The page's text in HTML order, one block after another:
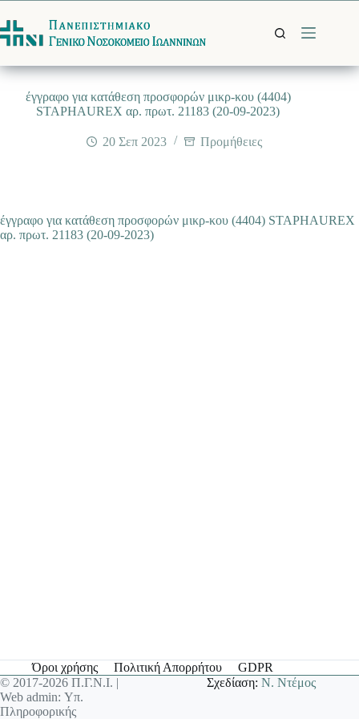
στο
περιεχόμενο
έγγραφο για κατάθεση προσφορών μικρ-κου (4404)
STAPHAUREX αρ. πρωτ. 21183 (20-09-2023)
20 Σεπ 2023 Προμήθειες
έγγραφο για κατάθεση προσφορών μικρ-κου (4404) STAPHAUREX
αρ. πρωτ. 21183 (20-09-2023)
Όροι χρήσης Πολιτική Απορρήτου
GDPR
© 2017-2026 Π.Γ.Ν.Ι. |
Web admin: Υπ.
Πληροφορικής
Σχεδίαση:Ν. Ντέμος